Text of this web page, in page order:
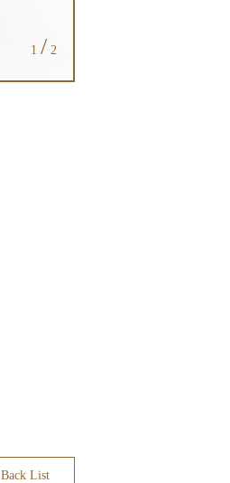
1 / 2
Back List